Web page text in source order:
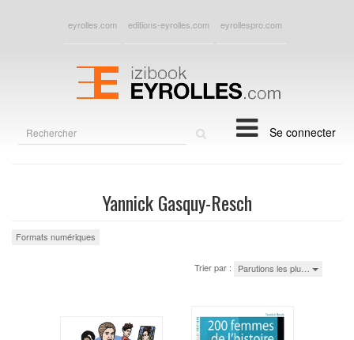
eyrolles.com editions-eyrolles.com eyrollespro.com
Se connecter
Yannick Gasquy-Resch
Formats numériques
Trier par : Parutions les plu…